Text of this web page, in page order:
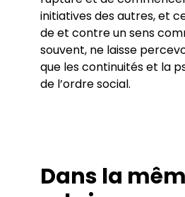
initiatives des autres, et
de et contre un sens
souvent, ne laisse
que les continuités et la
de l’ordre social.
Dans la